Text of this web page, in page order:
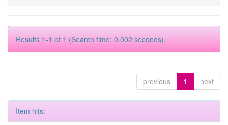
Results 1-1 of 1 (Search time: 0.002 seconds).
previous 1 next
Item hits: